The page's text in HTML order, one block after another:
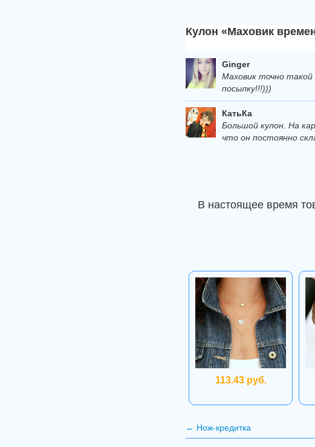
Кулон «Маховик
Ginger
Маховик точно такой
посылку!!!)))
КатьКа
Большой кулон. На
что он постоянно
В настоящее время
113.43 руб.
← Нож-кредитка